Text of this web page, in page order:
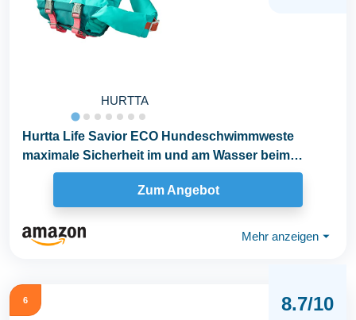
HURTTA
Hurtta Life Savior ECO Hundeschwimmweste
maximale Sicherheit im und am Wasser beim
Schwimmen, SUP...
Zum Angebot
Mehr anzeigen ⏷
6 8.7/10